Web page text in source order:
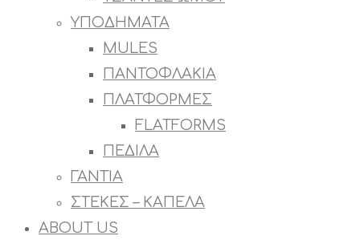
ΥΠΟΔΗΜΑΤΑ
MULES
ΠΑΝΤΟΦΛΑΚΙΑ
ΠΛΑΤΦΟΡΜΕΣ
FLATFORMS
ΠΕΔΙΛΑ
ΓΑΝΤΙΑ
ΣΤΕΚΕΣ – ΚΑΠΕΛΑ
ABOUT US